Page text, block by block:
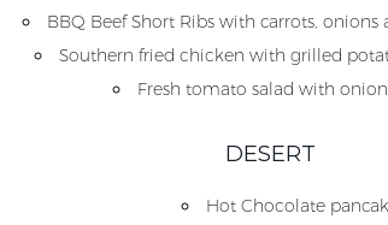
BBQ Beef Short Ribs with carrots,
Southern fried chicken with grilled
Fresh tomato salad with
DESERT
Hot Chocolate